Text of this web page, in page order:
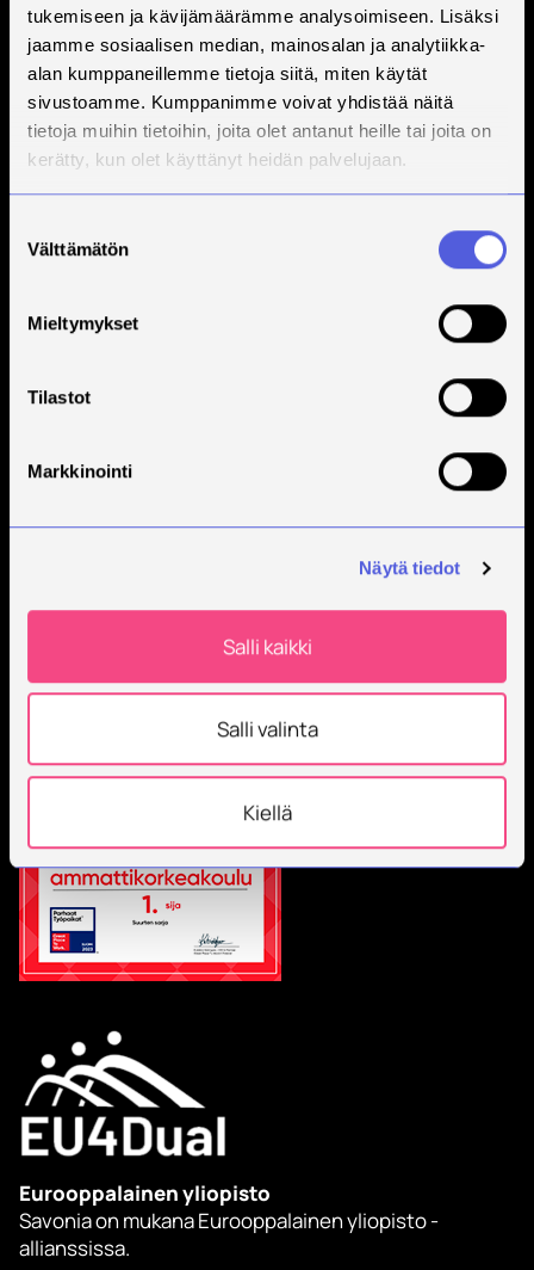
tukemiseen ja kävijämäärämme analysoimiseen. Lisäksi
jaamme sosiaalisen median, mainosalan ja analytiikka-
alan kumppaneillemme tietoja siitä, miten käytät
sivustoamme. Kumppanimme voivat yhdistää näitä
tietoja muihin tietoihin, joita olet antanut heille tai joita on
kerätty, kun olet käyttänyt heidän palvelujaan.
valinta
Välttämätön
Mieltymykset
Tilastot
Markkinointi
Näytä tiedot
Salli kaikki
Salli valinta
Kiellä
Savonia on kansainvälinen työelämäläheinen
korkeakoulu, joka kouluttaa, tutkii, kehittää ja
Opiskelijoita + 9000
Eurooppalainen yliopisto
Savonia on mukana Eurooppalainen yliopisto -
allianssissa.